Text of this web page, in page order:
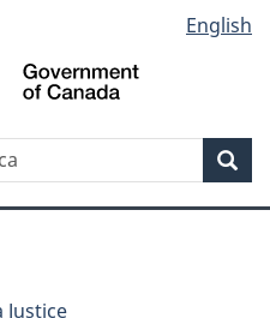
au
contenu
propos
de
la
HTML
simplifiée
English